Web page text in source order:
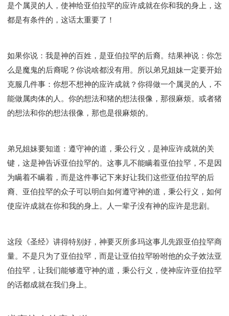
是个属灵的人，使神给亚伯拉罕的应许成就在你和我的身上，这
都是有条件的，这话太重要了！
如果你说：我是神的百姓，是亚伯拉罕的后裔。结果神说：你怎
么是魔鬼的后裔呢？你说啥都没有用。所以弟兄姐妹一定要开始
克服几件事：你想不想神的应许成就？你得做一个属灵的人，不
能做属肉体的人。你的想法和猪的想法很像，那很麻烦。或者猪
的想法和你的想法很像，那也是很麻烦的。
弟兄姐妹要知道：遵守神的道，秉公行义，是神应许成就的关
键，这是神告诉亚伯拉罕的。这事儿不能瞒着亚伯拉罕，不是因
为瞒着不瞒着，而是这件事记下来好让我们这些亚伯拉罕的后
裔、亚伯拉罕的众子可以明白如何遵守神的道，秉公行义，如何
使应许成就在你和我的身上。人一辈子没有神的应许是悲剧。
这段《圣经》讲得特别好，神要灭所多玛这事儿先跟亚伯拉罕商
量。不是只为了亚伯拉罕，而是让亚伯拉罕吩咐他的众子效法亚
伯拉罕，让我们能够遵守神的道，秉公行义，使神应许亚伯拉罕
的话都成就在我们身上。